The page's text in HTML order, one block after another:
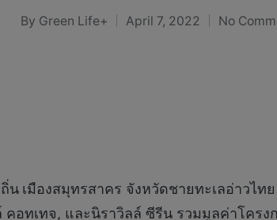
Posted
By Green Life+ April 7, 2022 No
น เมืองสมุทรสาคร จังหวัดชายทะเลอ่าวไ
คอทเทจ, และนิราวิลล์ ซีรีน รวมมูลค่าโครง